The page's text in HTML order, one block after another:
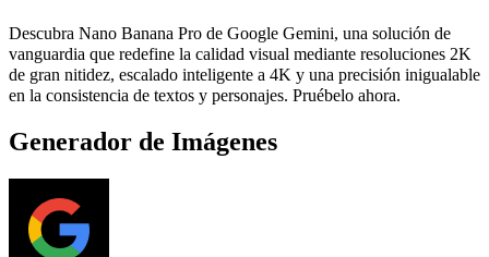
Descubra Nano Banana Pro de Google Gemini, una solución de
vanguardia que redefine la calidad visual mediante resoluciones 2K
de gran nitidez, escalado inteligente a 4K y una precisión inigualable
en la consistencia de textos y personajes. Pruébelo ahora.
Generador de Imágenes